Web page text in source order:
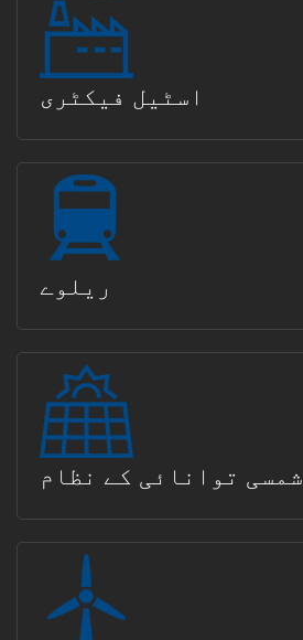
اسٹیل فیکٹری
ریلوے
شمسی توانائی کے نظام